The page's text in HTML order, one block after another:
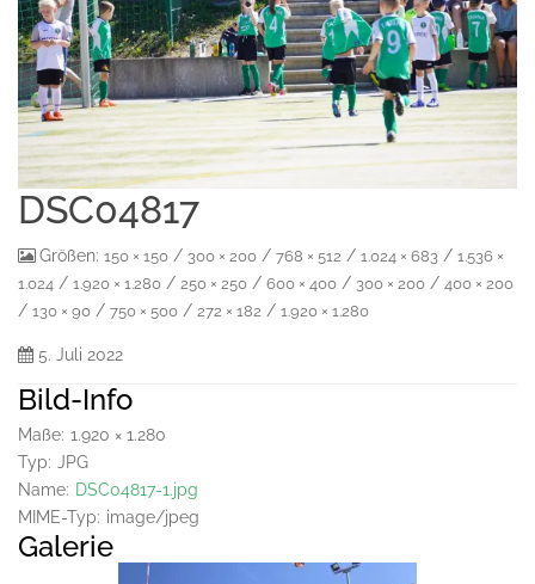
DSC04817
Größen: 150 × 150 / 300 × 200 / 768 × 512 / 1.024 × 683 / 1.536 ×
1.024 / 1.920 × 1.280 / 250 × 250 / 600 × 400 / 300 × 200 / 400 × 200
/ 130 × 90 / 750 × 500 / 272 × 182 / 1.920 × 1.280
5. Juli 2022
Bild-Info
Maße: 1.920 × 1.280
Typ: JPG
Name: DSC04817-1.jpg
MIME-Typ: image/jpeg
Galerie